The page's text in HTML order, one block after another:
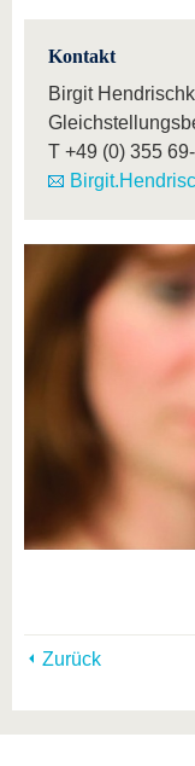
Kontakt
Birgit
T +49 (0) 355
Zurück